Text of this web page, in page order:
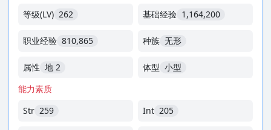
等级(LV) 262 基础经验 1,164,200
职业经验 810,865 种族 无形
属性 地 2 体型 小型
能力素质
Str 259 Int 205